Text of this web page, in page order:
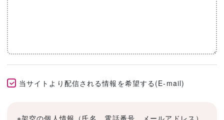
当サイトより配信される情報を希望する(E-mail)